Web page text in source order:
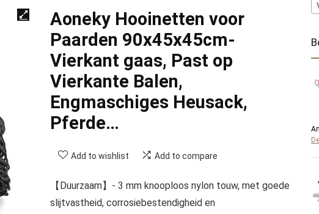
Aoneky Hooinetten voor
Paarden 90x45x45cm-
Vierkant gaas, Past op
Vierkante Balen,
Engmaschiges Heusack,
Pferde…
Add to wishlist Add to compare
【Duurzaam】- 3 mm knooploos nylon touw, met goede
slijtvastheid, corrosiebestendigheid en